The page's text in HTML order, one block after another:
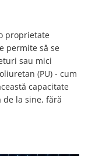
proprietate
permite să se
sau mici
(PU) - cum
capacitate
la sine, fără